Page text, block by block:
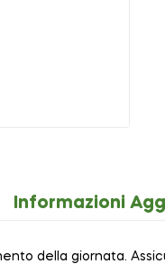
Informazioni
della giornata.